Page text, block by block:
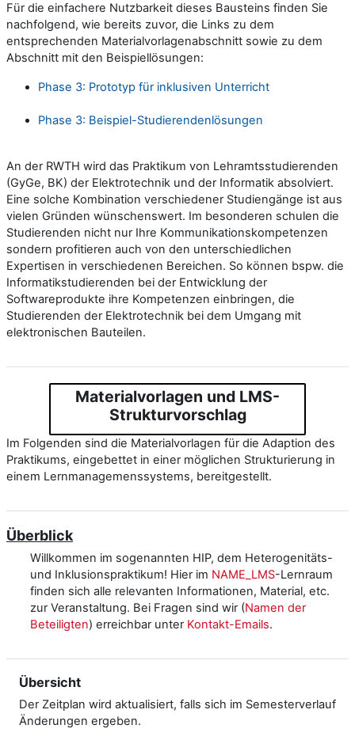
Für die einfachere Nutzbarkeit dieses Bausteins finden Sie
nachfolgend, wie bereits zuvor, die Links zu dem
entsprechenden Materialvorlagenabschnitt sowie zu dem
Abschnitt mit den Beispiellösungen:
Phase 3: Prototyp für inklusiven Unterricht
Phase 3: Beispiel-Studierendenlösungen
An der RWTH wird das Praktikum von Lehramtsstudierenden
(GyGe, BK) der Elektrotechnik und der Informatik absolviert.
Eine solche Kombination verschiedener Studiengänge ist aus
vielen Gründen wünschenswert. Im besonderen schulen die
Studierenden nicht nur Ihre Kommunikationskompetenzen
sondern profitieren auch von den unterschiedlichen
Expertisen in verschiedenen Bereichen. So können bspw. die
Informatikstudierenden bei der Entwicklung der
Softwareprodukte ihre Kompetenzen einbringen, die
Studierenden der Elektrotechnik bei dem Umgang mit
elektronischen Bauteilen.
Materialvorlagen und LMS-
Strukturvorschlag
Im Folgenden sind die Materialvorlagen für die Adaption des
Praktikums, eingebettet in einer möglichen Strukturierung in
einem Lernmanagemenssystems, bereitgestellt.
Überblick
Willkommen im sogenannten HIP, dem Heterogenitäts-
und Inklusionspraktikum! Hier im NAME_LMS-Lernraum
finden sich alle relevanten Informationen, Material, etc.
zur Veranstaltung. Bei Fragen sind wir (Namen der
Beteiligten) erreichbar unter Kontakt-Emails.
Übersicht
Der Zeitplan wird aktualisiert, falls sich im Semesterverlauf
Änderungen ergeben.